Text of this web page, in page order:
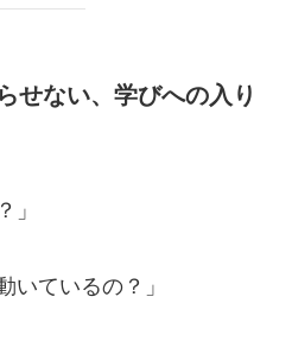
せない、学びへの入り
」
いているの？」